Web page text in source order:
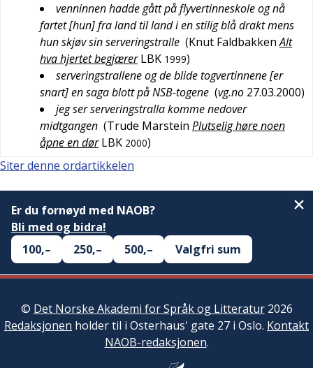
venninnen hadde gått på flyvertinneskole og nå
fartet [hun] fra land til land i en stilig blå drakt mens
hun skjøv sin serveringstralle (Knut Faldbakken Alt
hva hjertet begjærer LBK 1999)
serveringstrallene og de blide togvertinnene [er
snart] en saga blott på NSB-togene (vg.no 27.03.2000)
jeg ser serveringstralla komme nedover
midtgangen (Trude Marstein Plutselig høre noen
åpne en dør LBK 2000)
Siter denne ordartikkelen
Er du fornøyd med NAOB?
Bli med og bidra!
100,–
250,– 500,– Valgfri sum
© Det Norske Akademi for Språk og Litteratur2026
Redaksjonen holder til i Osterhaus' gate 27 i Oslo. Kontakt
NAOB-redaksjonen.